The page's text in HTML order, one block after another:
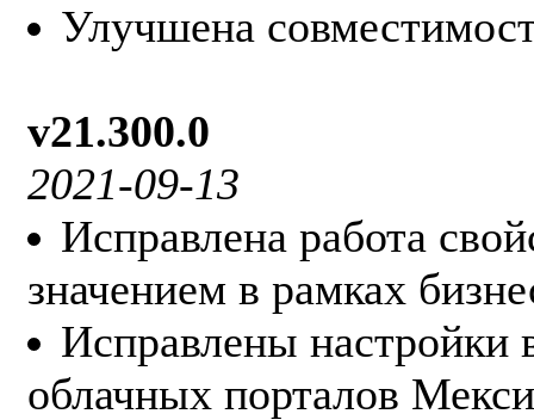
Улучшена
v21.300.0
2021-09-13
Исправлена работа
значением в рамках
Исправлены
облачных порталов